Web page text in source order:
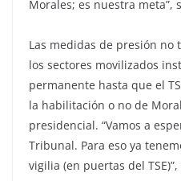
Morales; es nuestra meta”,
Las medidas de presión
los sectores movilizados
permanente hasta que el
la habilitación o no de
presidencial. “Vamos a
Tribunal. Para eso ya
vigilia (en puertas del